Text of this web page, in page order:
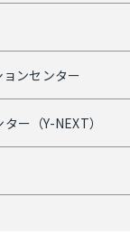
ンセンター
ー（Y-NEXT）